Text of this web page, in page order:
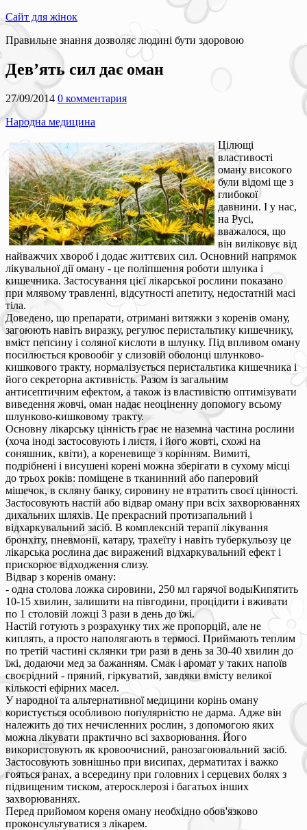
Сайт для жінок
Правильне знання дозволяє людині бути здоровою
Дев’ять сил дає оман
27/09/2014 0 комментария
Народна медицина
Цілющі
властивості
оману високого
були відомі ще з
глибокої
давнини. І у нас,
на Русі,
вважалося, що
він виліковує від
найважчих хвороб і додає життєвих сил. Основний напрямок
лікувальної дії оману - це поліпшення роботи шлунка і
кишечника. Застосування цієї лікарської рослини показано
при млявому травленні, відсутності апетиту, недостатній масі
тіла.
Доведено, що препарати, отримані витяжки з коренів оману,
загоюють навіть виразку, регулює перистальтику кишечнику,
вміст пепсину і соляної кислоти в шлунку. Під впливом оману
посилюється кровообіг у слизовій оболонці шлунково-
кишкового тракту, нормалізується перистальтика кишечника і
його секреторна активність. Разом із загальним
антисептичним ефектом, а також із властивістю оптимізувати
виведення жовчі, оман надає неоціненну допомогу всьому
шлунково-кишковому тракту.
Основну лікарську цінність грає не наземна частина рослини
(хоча іноді застосовують і листя, і його жовті, схожі на
соняшник, квіти), а кореневище з корінням. Вимиті,
подрібнені і висушені корені можна зберігати в сухому місці
до трьох років: поміщене в тканинний або паперовий
мішечок, в скляну банку, сировину не втратить своєї цінності.
Застосовують настій або відвар оману при всіх захворюваннях
дихальних шляхів. Це прекрасний протизапальний і
відхаркувальний засіб. В комплексній терапії лікування
бронхіту, пневмонії, катару, трахеїту і навіть туберкульозу це
лікарська рослина дає виражений відхаркувальний ефект і
прискорює відходження слизу.
Відвар з коренів оману:
- одна столова ложка сировини, 250 мл гарячої водыКипятить
10-15 хвилин, залишити на півгодини, процідити і вживати
по 1 столовій ложці 3 рази в день до їжі.
Настій готують з розрахунку тих же пропорцій, але не
киплять, а просто наполягають в термосі. Приймають теплим
по третій частині склянки три рази в день за 30-40 хвилин до
їжі, додаючи мед за бажанням. Смак і аромат у таких напоїв
своєрідний - пряний, гіркуватий, завдяки вмісту великої
кількості ефірних масел.
У народної та альтернативної медицини корінь оману
користується особливою популярністю не дарма. Адже він
належить до тих нечисленних рослин, з допомогою яких
можна лікувати практично всі захворювання. Його
використовують як кровоочисний, ранозагоювальний засіб.
Застосовують зовнішньо при висипах, дерматитах і важко
гояться ранах, а всередину при головних і серцевих болях з
підвищеним тиском, атеросклерозі і багатьох інших
захворюваннях.
Перед прийомом кореня оману необхідно обов'язково
проконсультуватися з лікарем.